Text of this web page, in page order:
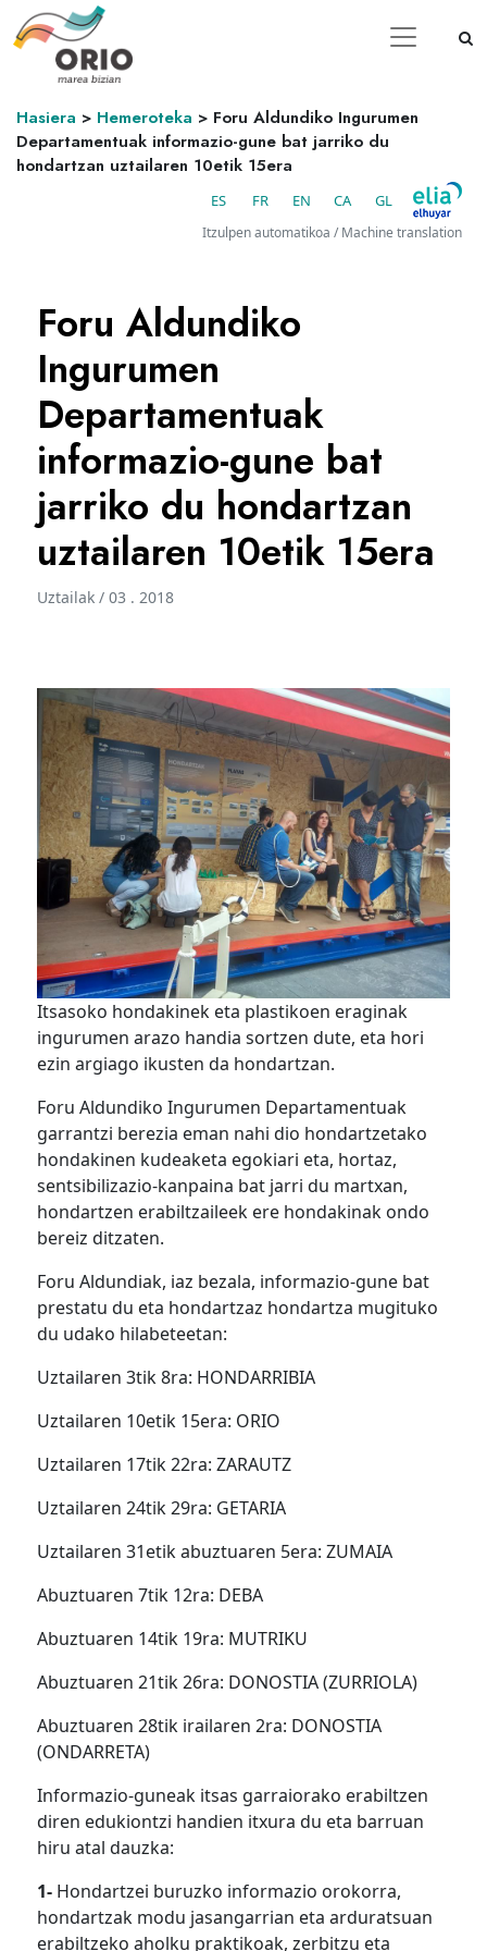
Hasiera > Hemeroteka > Foru Aldundiko Ingurumen
Departamentuak informazio-gune bat jarriko du
hondartzan uztailaren 10etik 15era
ES FR EN CA GL
Itzulpen automatikoa / Machine translation
Foru Aldundiko
Ingurumen
Departamentuak
informazio-gune bat
jarriko du hondartzan
uztailaren 10etik 15era
Uztailak / 03 . 2018
Itsasoko hondakinek eta plastikoen eraginak
ingurumen arazo handia sortzen dute, eta hori
ezin argiago ikusten da hondartzan.
Foru Aldundiko Ingurumen Departamentuak
garrantzi berezia eman nahi dio hondartzetako
hondakinen kudeaketa egokiari eta, hortaz,
sentsibilizazio-kanpaina bat jarri du martxan,
hondartzen erabiltzaileek ere hondakinak ondo
bereiz ditzaten.
Foru Aldundiak, iaz bezala, informazio-gune bat
prestatu du eta hondartzaz hondartza mugituko
du udako hilabeteetan:
Uztailaren 3tik 8ra: HONDARRIBIA
Uztailaren 10etik 15era: ORIO
Uztailaren 17tik 22ra: ZARAUTZ
Uztailaren 24tik 29ra: GETARIA
Uztailaren 31etik abuztuaren 5era: ZUMAIA
Abuztuaren 7tik 12ra: DEBA
Abuztuaren 14tik 19ra: MUTRIKU
Abuztuaren 21tik 26ra: DONOSTIA (ZURRIOLA)
Abuztuaren 28tik irailaren 2ra: DONOSTIA
(ONDARRETA)
Informazio-guneak itsas garraiorako erabiltzen
diren edukiontzi handien itxura du eta barruan
hiru atal dauzka:
1- Hondartzei buruzko informazio orokorra,
hondartzak modu jasangarrian eta arduratsuan
erabiltzeko aholku praktikoak, zerbitzu eta